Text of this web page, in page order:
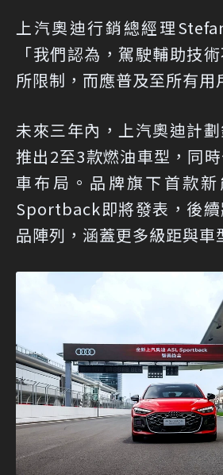
上汽奧迪行銷總經理
「我們認為，駕駛輔助技
所限制，而應普及至所有用
未來三年內，上汽奧迪計
推出2至3款燃油車型，同
車布局。品牌旗下首款
Sportback即將發表，後
品陣列，涵蓋更多級距與車